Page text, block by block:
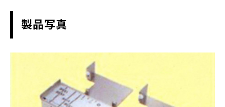
製品写真